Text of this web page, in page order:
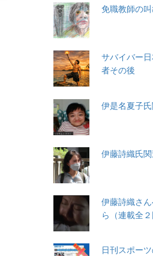
免職教師の叫
サバイバー
者その後
伊是名夏子
伊藤詩織氏関
伊藤詩織さ
ら（連載全２
日刊スポー